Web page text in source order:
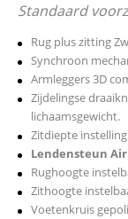
Standaard
Rug plus zitting
Synchroon
Armleggers 3D
Zijdelingse
lichaamsgewicht.
Zitdiepte
Lendensteun
Rughoogte
Zithoogte
Voetenkruis